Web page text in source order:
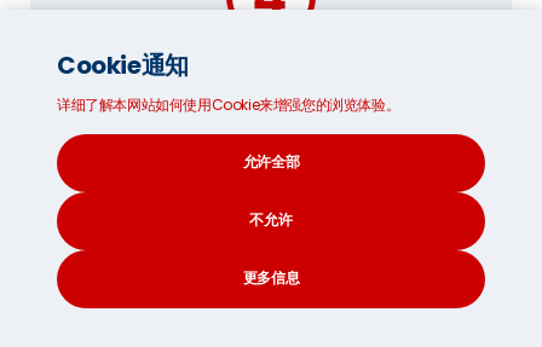
均匀装箱 MoveCube®:
在装箱 MoveCube® 之前，请使用新手套
件中的底板检查你的物品是否适合放入其
中。将较重的物品放在底部和中央，较轻的
散物品，因为它们在运输过程中很容易破裂
Cookie通知
详细了解本网站如何使用Cookie来增强您的浏览体验。
允许全部
不允许
更多信息